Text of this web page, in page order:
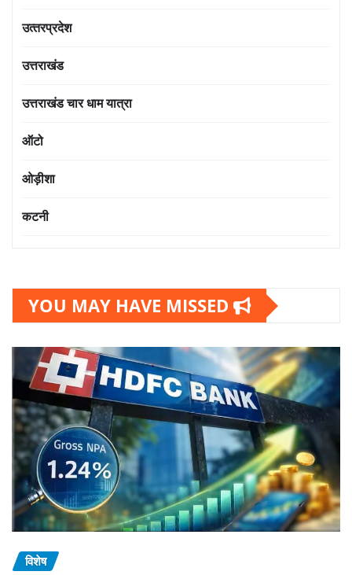
उत्‍तरप्रदेश
उत्तराखंड
उत्तराखंड चार धाम यात्रा
ऑटो
ओड़ीशा
कटनी
YOU MAY HAVE MISSED
विशेष